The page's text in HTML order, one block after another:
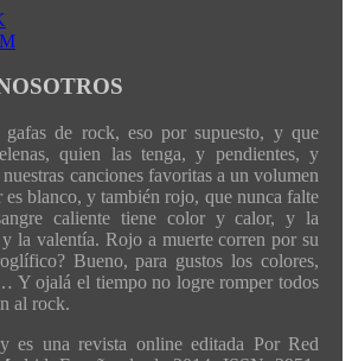
de rock, eso por supuesto, y que
quien las tenga, y pendientes, y
canciones favoritas a un volumen
blanco, y también rojo, que nunca falte
caliente tiene color y calor, y la
la valentía. Rojo a muerte corren por su
Bueno, para gustos los colores,
Y ojalá el tiempo no logre romper todos
al rock.
es una revista online editada Por Red